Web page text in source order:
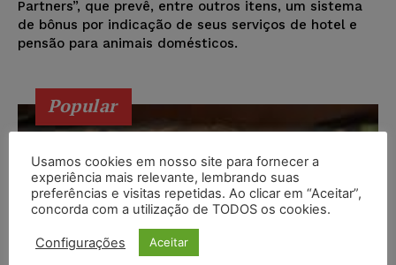
Partners”, que prevê, entre outros itens, um sistema
de bônus por indicação de seus serviços de hotel e
pensão para animais domésticos.
Popular
Usamos cookies em nosso site para fornecer a
experiência mais relevante, lembrando suas
preferências e visitas repetidas. Ao clicar em “Aceitar”,
concorda com a utilização de TODOS os cookies.
Configurações Aceitar